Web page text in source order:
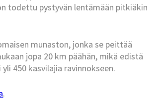
todettu pystyvän lentämään pitkiäkin
munaston, jonka se peittää
jopa 20 km päähän, mikä edistä
450 kasvilajia ravinnokseen.
.